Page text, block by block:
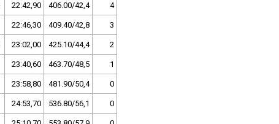
22:42,90 406.00/42,4 4
22:46,30 409.40/42,8 3
23:02,00 425.10/44,4 2
23:40,60 463.70/48,5 1
23:58,80 481.90/50,4 0
24:53,70 536.80/56,1 0